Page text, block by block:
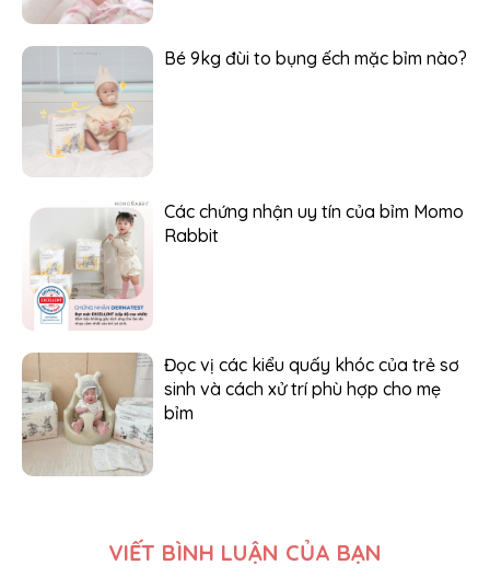
Bé 9kg đùi to bụng ếch mặc bỉm nào?
Các chứng nhận uy tín của bỉm Momo
Rabbit
Đọc vị các kiểu quấy khóc của trẻ sơ
sinh và cách xử trí phù hợp cho mẹ
bỉm
VIẾT BÌNH LUẬN CỦA BẠN